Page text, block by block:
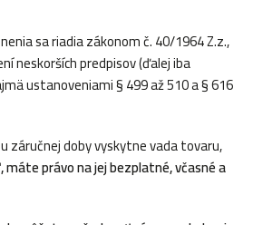
sa riadia zákonom č. 40/1964 Z.z.,
neskorších predpisov (ďalej iba
ustanoveniami § 499 až 510 a § 616
záručnej doby vyskytne vada tovaru,
právo na jej bezplatné, včasné a